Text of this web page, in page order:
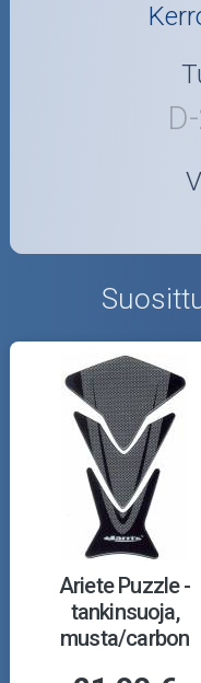
Ariete Puzzle -
tankinsuoja,
musta/carbon